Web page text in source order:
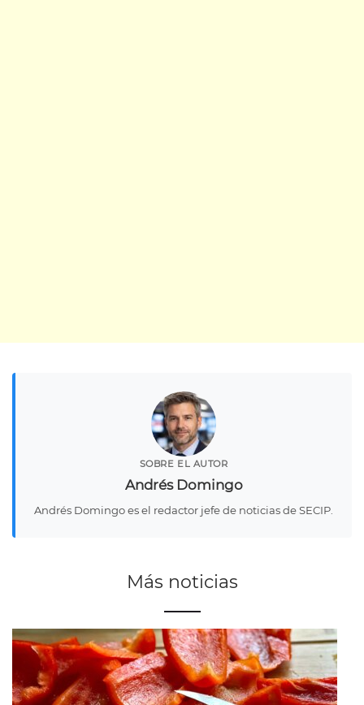
SOBRE EL AUTOR
Andrés Domingo
Andrés Domingo es el redactor jefe de noticias de SECIP.
Más noticias